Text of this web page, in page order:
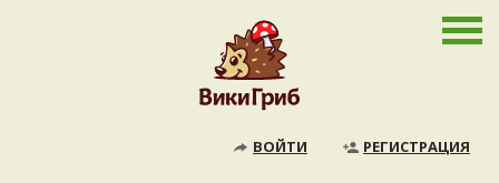
ВОЙТИ РЕГИСТРАЦИЯ